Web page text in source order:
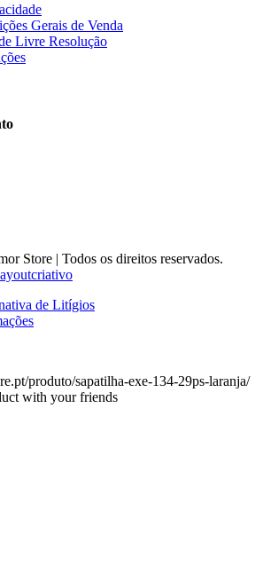
Gerais de Venda
Livre Resolução
Store | Todos os direitos reservados.
de Litígios
produto/sapatilha-exe-134-29ps-laranja/
with your friends